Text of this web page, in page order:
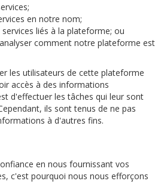
en notre nom;
liés à la plateforme; ou
comment notre plateforme est
les utilisateurs de cette plateforme
accès à des informations
d'effectuer les tâches qui leur sont
ils sont tenus de ne pas
à d'autres fins.
en nous fournissant vos
c'est pourquoi nous nous efforçons